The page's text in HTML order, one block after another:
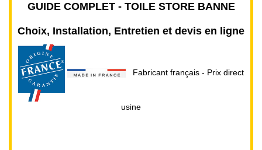
GUIDE COMPLET - TOILE STORE BANNE
Choix, Installation, Entretien et devis en ligne
Fabricant français - Prix direct
usine